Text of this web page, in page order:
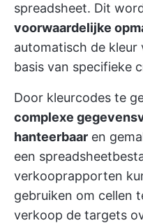
spreadsheet. Dit
voorwaardelijke
automatisch de
basis van specifieke
Door kleurcodes te
complexe
hanteerbaar en
een
verkooprapporten
gebruiken om cellen
verkoop de targets